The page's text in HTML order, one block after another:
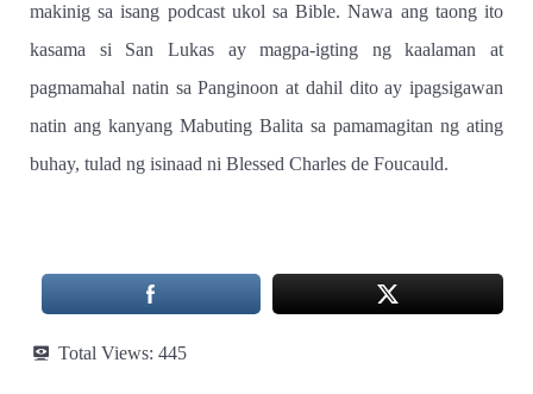
makinig sa isang podcast ukol sa Bible. Nawa ang taong ito
kasama si San Lukas ay magpa-igting ng kaalaman at
pagmamahal natin sa Panginoon at dahil dito ay ipagsigawan
natin ang kanyang Mabuting Balita sa pamamagitan ng ating
buhay, tulad ng isinaad ni Blessed Charles de Foucauld.
Total Views: 445